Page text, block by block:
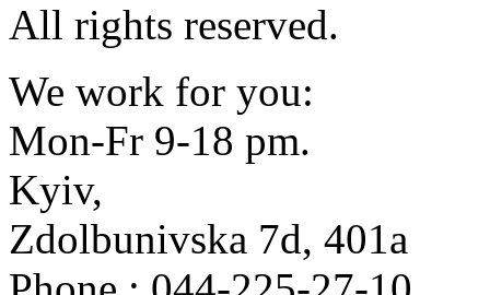
All rights reserved.
We work for you:
Mon-Fr 9-18 pm.
Kyiv,
Zdolbunivska 7d, 401a